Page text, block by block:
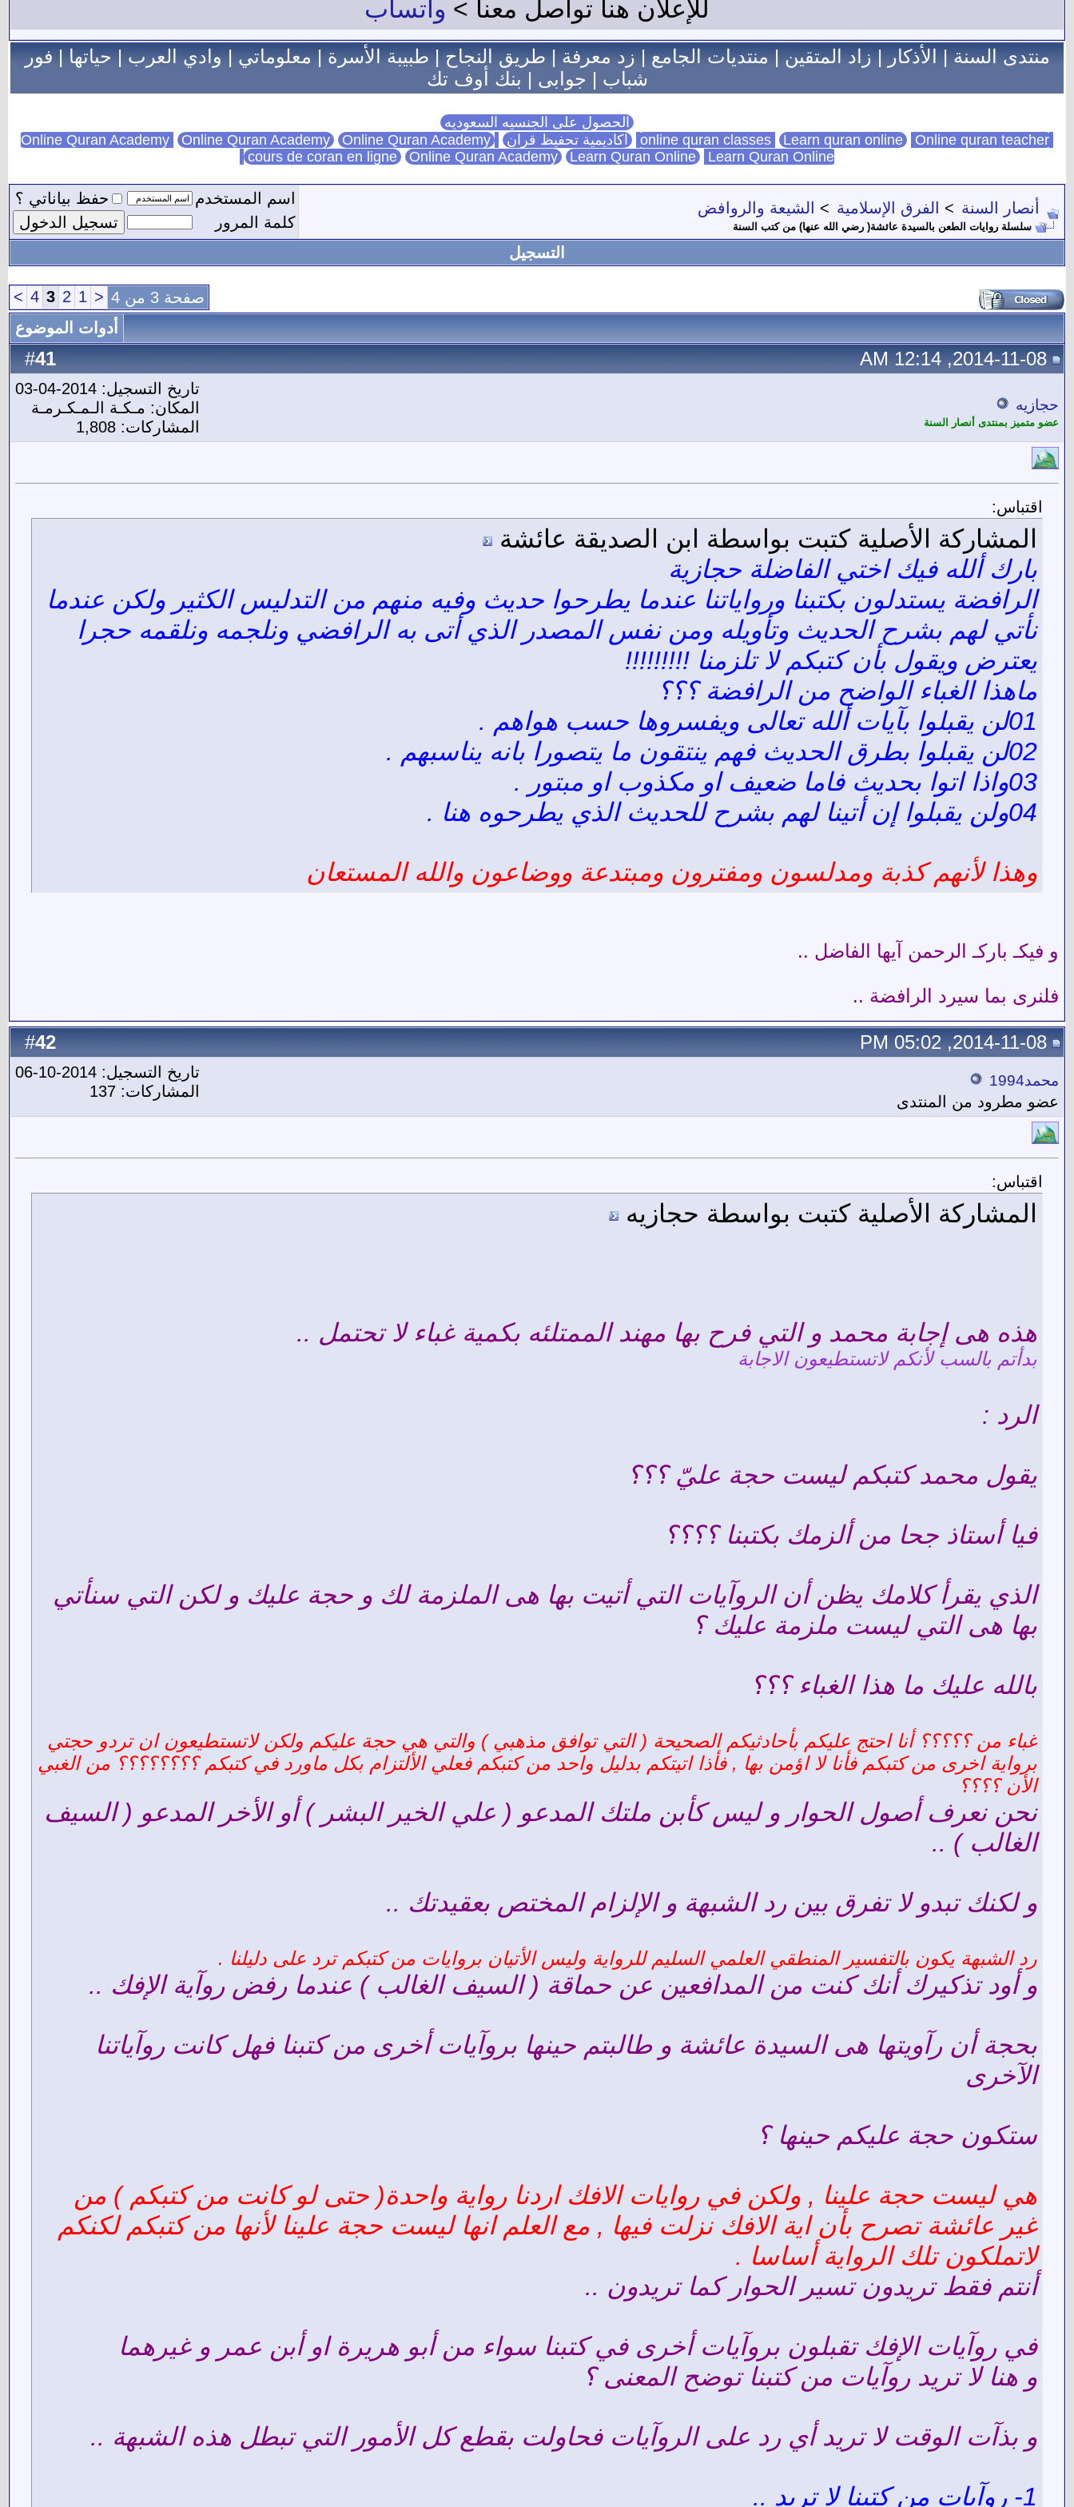
للإعلان هنا تواصل معنا > واتساب
منتدى السنة|الأذكار|زاد المتقين|منتديات الجامع|زد معرفة|طريق النجاح|طبيبة الأسرة|معلوماتي|وادي العرب|حياتها|فور
شباب | جوابى | بنك أوف تك
الحصول على الجنسيه السعوديه
Learn quran online Online quran teacher اكاديمية تحفيظ قران Online Quran Academy Online Quran Academy
cours de coran en ligne Online Quran Academy Learn Quran Online Learn Quran Online
أنصار السنة > الفرق الإسلامية > الشيعة والروافض
سلسلة روايات الطعن بالسيدة عائشة( رضي الله عنها) من كتب السنة
اسم المستخدم
حفظ بياناتي ؟
كلمة المرور
التسجيل
صفحة 3 من 4 <
1
2
3
4
>
أدوات الموضوع
#
41 2014-11-08, 12:14 AM
حجازيه
عضو متميز بمنتدى أنصار السنة
تاريخ التسجيل: 2014-04-03
المكان: مـكـة الـمـكـرمـة
المشاركات: 1,808
اقتباس:
المشاركة الأصلية كتبت بواسطة ابن الصديقة عائشة
بارك ألله فيك اختي الفاضلة حجازية
الرافضة يستدلون بكتبنا ورواياتنا عندما يطرحوا حديث وفيه منهم من التدليس الكثير ولكن عندما
نأتي لهم بشرح الحديث وتأويله ومن نفس المصدر الذي أتى به الرافضي ونلجمه ونلقمه حجرا
يعترض ويقول بأن كتبكم لا تلزمنا !!!!!!!!!
ماهذا الغباء الواضح من الرافضة ؟؟؟
01لن يقبلوا بآيات ألله تعالى ويفسروها حسب هواهم .
02لن يقبلوا بطرق الحديث فهم ينتقون ما يتصورا بانه يناسبهم .
03واذا اتوا بحديث فاما ضعيف او مكذوب او مبتور .
04ولن يقبلوا إن أتينا لهم بشرح للحديث الذي يطرحوه هنا .
وهذا لأنهم كذبة ومدلسون ومفترون ومبتدعة ووضاعون والله المستعان
و فيكـ باركـ الرحمن آيها الفاضل ..
فلنرى بما سيرد الرافضة ..
#
42 2014-11-08, 05:02 PM
محمد1994
عضو مطرود من المنتدى
تاريخ التسجيل: 2014-10-06
المشاركات: 137
اقتباس:
المشاركة الأصلية كتبت بواسطة حجازيه
هذه هى إجابة محمد و التي فرح بها مهند الممتلئه بكمية غباء لا تحتمل ..
بدأتم بالسب لأنكم لاتستطيعون الاجابة
الرد :
يقول محمد كتبكم ليست حجة عليّ ؟؟؟
فيا أستاذ جحا من ألزمك بكتبنا ؟؟؟؟
الذي يقرأ كلامك يظن أن الروآيات التي أتيت بها هى الملزمة لك و حجة عليك و لكن التي سنأتي
بها هى التي ليست ملزمة عليك ؟
بالله عليك ما هذا الغباء ؟؟؟
غباء من ؟؟؟؟؟ أنا احتج عليكم بأحادثيكم الصحيحة ( التي توافق مذهبي ) والتي هي حجة عليكم ولكن لاتستطيعون ان تردو حجتي
برواية اخرى من كتبكم فأنا لا اؤمن بها , فأذا اتيتكم بدليل واحد من كتبكم فعلي الألتزام بكل ماورد في كتبكم ؟؟؟؟؟؟؟؟ من الغبي
الأن ؟؟؟؟
نحن نعرف أصول الحوار و ليس كأبن ملتك المدعو ( علي الخير البشر ) أو الأخر المدعو ( السيف
الغالب ) ..
و لكنك تبدو لا تفرق بين رد الشبهة و الإلزام المختص بعقيدتك ..
رد الشبهة يكون بالتفسير المنطقي العلمي السليم للرواية وليس الأتيان بروايات من كتبكم ترد على دليلنا .
و أود تذكيرك أنك كنت من المدافعين عن حماقة ( السيف الغالب ) عندما رفض روآية الإفك ..
بحجة أن رآويتها هى السيدة عائشة و طالبتم حينها بروآيات أخرى من كتبنا فهل كانت روآياتنا
الآخرى
ستكون حجة عليكم حينها ؟
هي ليست حجة علينا , ولكن في روايات الافك اردنا رواية واحدة( حتى لو كانت من كتبكم ) من
غير عائشة تصرح بأن اية الافك نزلت فيها , مع العلم انها ليست حجة علينا لأنها من كتبكم لكنكم
لاتملكون تلك الرواية أساسا .
أنتم فقط تريدون تسير الحوار كما تريدون ..
في روآيات الإفك تقبلون بروآيات أخرى في كتبنا سواء من أبو هريرة او أبن عمر و غيرهما
و هنا لا تريد روآيات من كتبنا توضح المعنى ؟
و بذآت الوقت لا تريد أي رد على الروآيات فحاولت بقطع كل الأمور التي تبطل هذه الشبهة ..
1- روآيات من كتبنا لا تريد ..